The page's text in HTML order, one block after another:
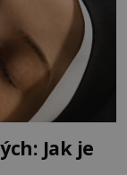
Jak je